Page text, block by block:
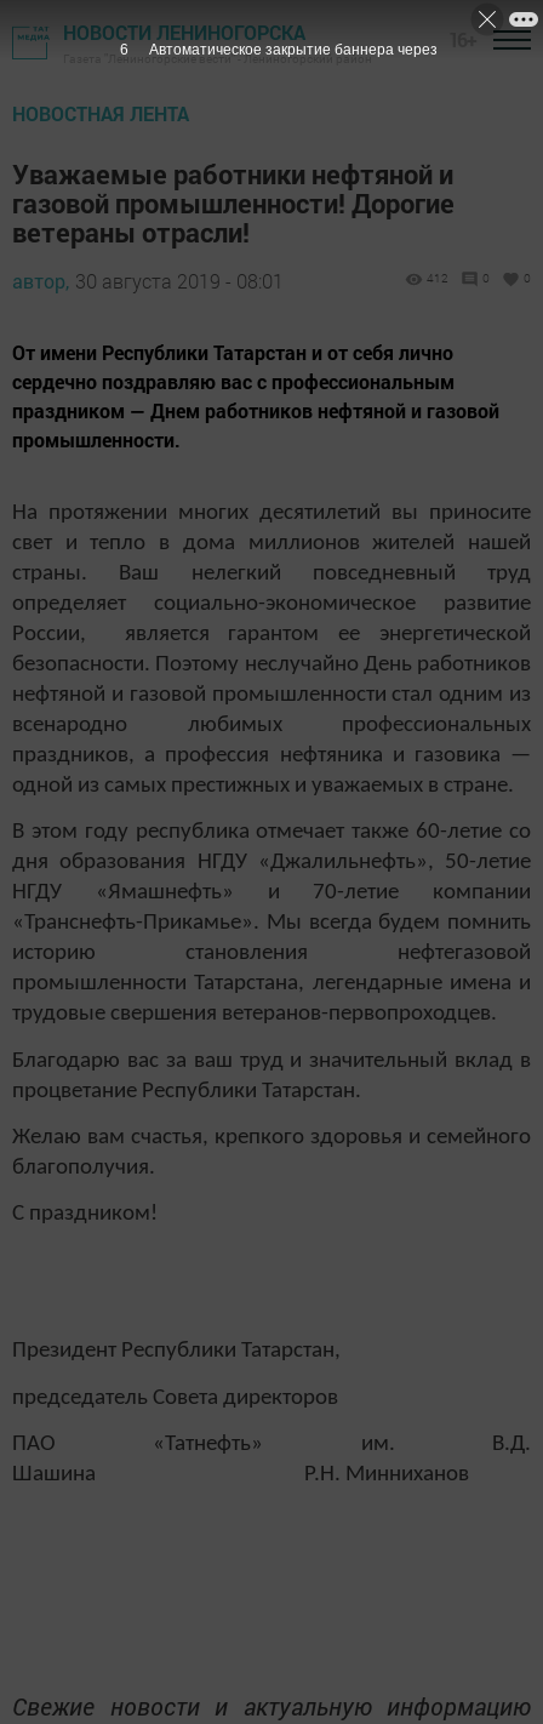
НОВОСТИ ЛЕНИНОГОРСКА
Газета "Лениногорские вести" - Лениногорский район
НОВОСТНАЯ ЛЕНТА
Уважаемые работники нефтяной и
газовой промышленности! Дорогие
ветераны отрасли!
автор, 30 августа 2019 - 08:01 412 0 0
От имени Республики Татарстан и от себя лично
сердечно поздравляю вас с профессиональным
праздником — Днем работников нефтяной и газовой
промышленности.
На протяжении многих десятилетий вы приносите
свет и тепло в дома миллионов жителей нашей
страны. Ваш нелегкий повседневный труд
определяет социально-экономическое развитие
России, является гарантом ее энергетической
безопасности. Поэтому неслучайно День работников
нефтяной и газовой промышленности стал одним из
всенародно любимых профессиональных
праздников, а профессия нефтяника и газовика —
одной из самых престижных и уважаемых в стране.
В этом году республика отмечает также 60-летие со
дня образования НГДУ «Джалильнефть», 50-летие
НГДУ «Ямашнефть» и 70-летие компании
«Транснефть-Прикамье». Мы всегда будем помнить
историю становления нефтегазовой
промышленности Татарстана, легендарные имена и
трудовые свершения ветеранов-первопроходцев.
Благодарю вас за ваш труд и значительный вклад в
процветание Республики Татарстан.
Желаю вам счастья, крепкого здоровья и семейного
благополучия.
С праздником!
Президент Республики Татарстан,
председатель Совета директоров
ПАО «Татнефть» им. В.Д.
Шашина Р.Н. Минниханов
Свежие новости и актуальную информацию
5 Автоматическое закрытие баннера через